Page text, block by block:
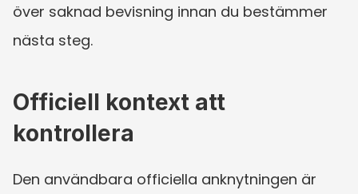
över saknad bevisning innan du bestämmer
nästa steg.
Officiell kontext att
kontrollera
Den användbara officiella anknytningen är